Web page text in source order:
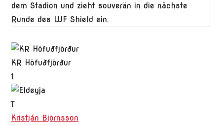
dem Stadion und zieht souverän in die nächste
Runde des WF Shield ein.
KR Höfuðfjörður
1
T
Kristján Björnsson